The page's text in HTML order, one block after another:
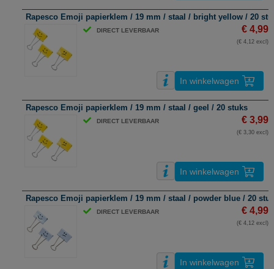
Rapesco Emoji papierklem / 19 mm / staal / bright yellow / 20
DIRECT LEVERBAAR € 4,99
(€ 4,12 excl)
In winkelwagen
Rapesco Emoji papierklem / 19 mm / staal / geel / 20 stuks
DIRECT LEVERBAAR € 3,99
(€ 3,30 excl)
In winkelwagen
Rapesco Emoji papierklem / 19 mm / staal / powder blue / 20
DIRECT LEVERBAAR € 4,99
(€ 4,12 excl)
In winkelwagen